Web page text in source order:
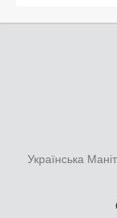
Українська